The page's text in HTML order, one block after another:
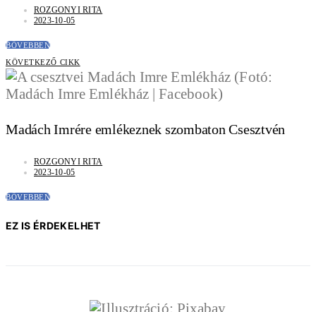
ROZGONYI RITA
2023-10-05
BŐVEBBEN
KÖVETKEZŐ CIKK
Madách Imrére emlékeznek szombaton Csesztvén
ROZGONYI RITA
2023-10-05
BŐVEBBEN
EZ IS ÉRDEKELHET